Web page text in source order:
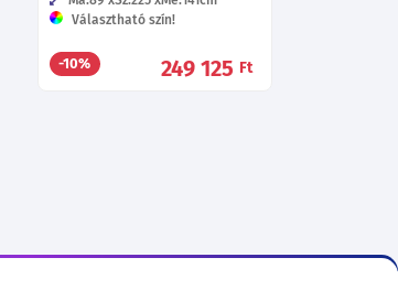
Választható szín!
-10% 249 125 Ft